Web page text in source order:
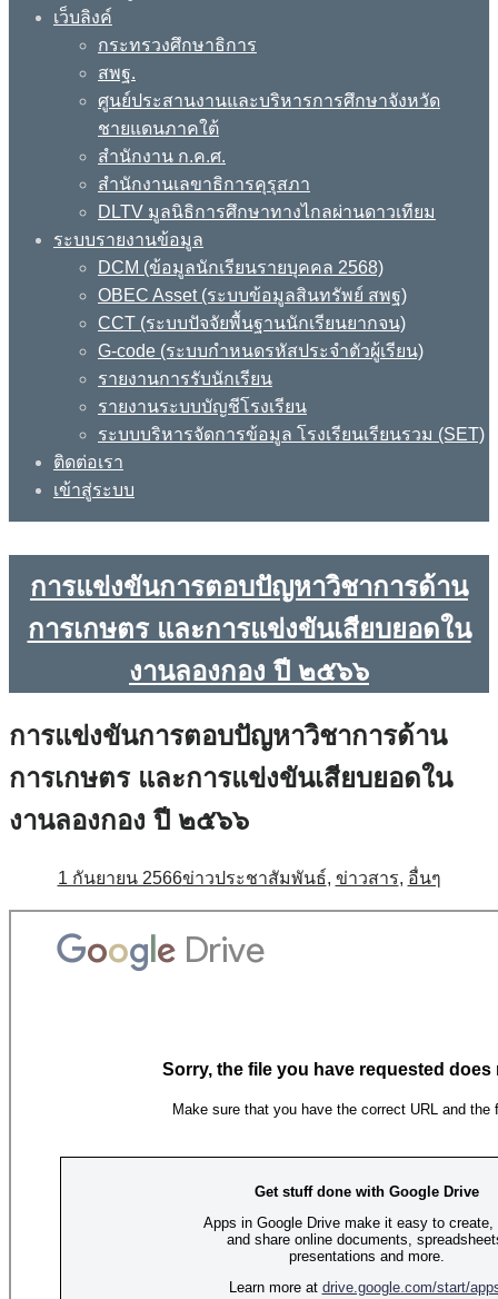
เว็บลิงค์
กระทรวงศึกษาธิการ
สพฐ.
ศูนย์ประสานงานและบริหารการศึกษาจังหวัด
ชายแดนภาคใต้
สำนักงาน ก.ค.ศ.
สำนักงานเลขาธิการคุรุสภา
DLTV มูลนิธิการศึกษาทางไกลผ่านดาวเทียม
ระบบรายงานข้อมูล
DCM (ข้อมูลนักเรียนรายบุคคล 2568)
OBEC Asset (ระบบข้อมูลสินทรัพย์ สพฐ)
CCT (ระบบปัจจัยพื้นฐานนักเรียนยากจน)
G-code (ระบบกำหนดรหัสประจำตัวผู้เรียน)
รายงานการรับนักเรียน
รายงานระบบบัญชีโรงเรียน
ระบบบริหารจัดการข้อมูล โรงเรียนเรียนรวม (SET)
ติดต่อเรา
เข้าสู่ระบบ
การแข่งขันการตอบปัญหาวิชาการด้าน
การเกษตร และการแข่งขันเสียบยอดใน
งานลองกอง ปี ๒๕๖๖
การแข่งขันการตอบปัญหาวิชาการด้าน
การเกษตร และการแข่งขันเสียบยอดใน
งานลองกอง ปี ๒๕๖๖
1 กันยายน 2566ข่าวประชาสัมพันธ์, ข่าวสาร, อื่นๆ